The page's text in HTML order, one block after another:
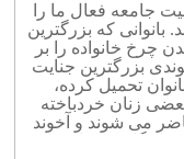
جامعه فعال ما را
بانوانی که بزرگترین
چرخ خانواده را بر
بزرگترین جنایت
تحمیل کرده،
زنان خردباخته
می شوند و آخوند
نگاه می دارند.